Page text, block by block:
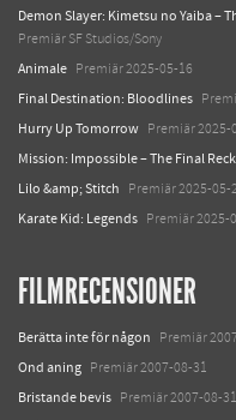
Demon Slayer: Kimetsu no Yaiba –
Premiär SF Studios/Sony
Animale Premiär 2025-05-16
Final Destination: Bloodlines
Hurry Up Tomorrow Premiär 2025-
Mission: Impossible – The Final
Lilo &amp; Stitch Premiär 2025-05-
Karate Kid: Legends Premiär 2025-
FILMRECENSIONER
Berätta inte för någon Premiär
Ond aning Premiär 2007-08-31
Bristande bevis Premiär 2007-08-31